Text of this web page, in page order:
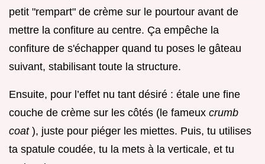
petit "rempart" de crème sur le pourtour avant de
mettre la confiture au centre. Ça empêche la
confiture de s'échapper quand tu poses le gâteau
suivant, stabilisant toute la structure.
Ensuite, pour l’effet nu tant désiré : étale une fine
couche de crème sur les côtés (le fameux crumb
coat ), juste pour piéger les miettes. Puis, tu utilises
ta spatule coudée, tu la mets à la verticale, et tu